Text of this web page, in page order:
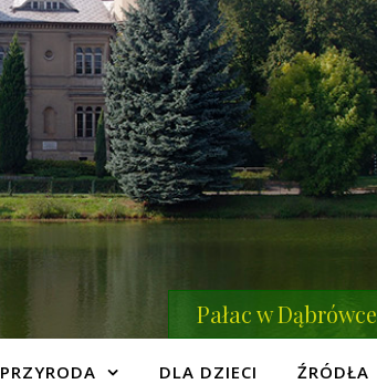
Pałac w
PRZYRODA DLA DZIECI ŹRÓDŁA